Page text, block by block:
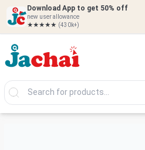
Download App to get 50% off
new user allowance
★★★★★ (430k+)